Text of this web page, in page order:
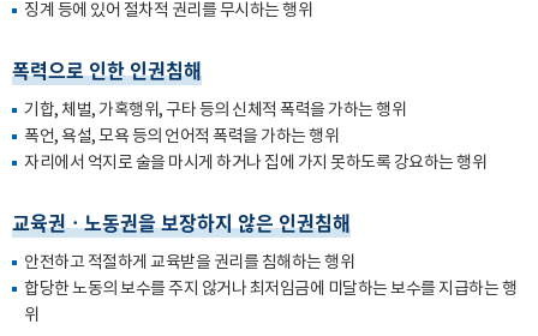
징계 등에 있어 절차적 권리를 무시하는 행위
폭력으로 인한 인권침해
기합, 체벌, 가혹행위, 구타 등의 신체적 폭력을 가하는 행위
폭언, 욕설, 모욕 등의 언어적 폭력을 가하는 행위
자리에서 억지로 술을 마시게 하거나 집에 가지 못하도록 강요하는 행위
교육권ㆍ노동권을 보장하지 않은 인권침해
안전하고 적절하게 교육받을 권리를 침해하는 행위
합당한 노동의 보수를 주지 않거나 최저임금에 미달하는 보수를 지급하는 행
위